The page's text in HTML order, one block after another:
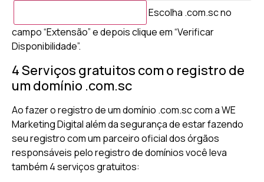
Escolha .com.sc no
campo “Extensão” e depois clique em “Verificar
Disponibilidade”.
4 Serviços gratuitos com o registro de
um domínio .com.sc
Ao fazer o registro de um domínio .com.sc com a WE
Marketing Digital além da segurança de estar fazendo
seu registro com um parceiro oficial dos órgãos
responsáveis pelo registro de domínios você leva
também 4 serviços gratuitos: